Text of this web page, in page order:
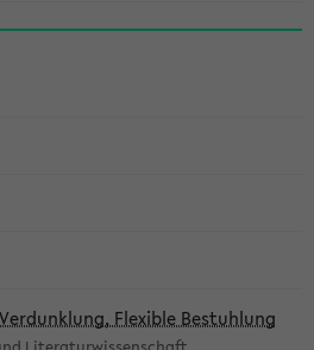
Flexible Bestuhlung